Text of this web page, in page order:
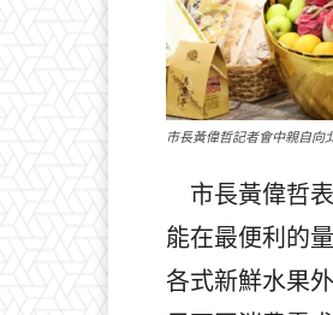
市長黃偉哲記者會中親自向
市長黃偉哲
能在最便利的
各式新鮮水果